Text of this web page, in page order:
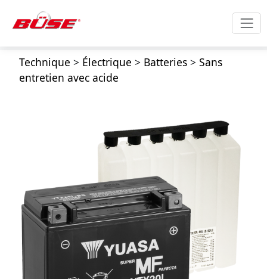
Technique > Électrique > Batteries> Sans
entretien avec acide